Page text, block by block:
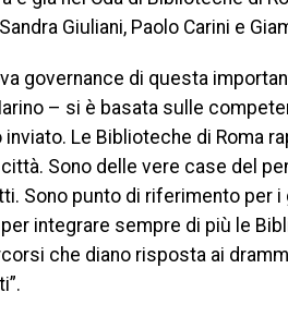
Giuliani, Paolo Carini e
governance di questa
– si è basata sulle
inviato. Le Biblioteche di Roma
Sono delle vere case del
Sono punto di riferimento per i
integrare sempre di più le
che diano risposta ai